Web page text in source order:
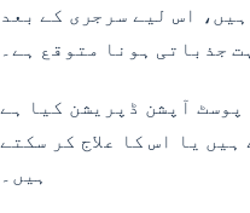
اس لیے سرجری کے بعد
جذباتی ہونا متوقع ہے۔
آپشن ڈپریشن کیا ہے
یا اس کا علاج کر سکتے
ہیں۔